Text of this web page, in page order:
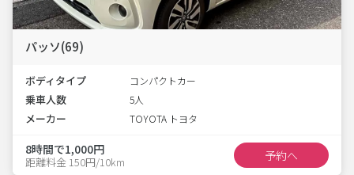
パッソ(69)
ボディタイプ コンパクトカー
乗車人数 5人
メーカー TOYOTA トヨタ
8時間で1,000円
距離料金 150円/10km 予約へ